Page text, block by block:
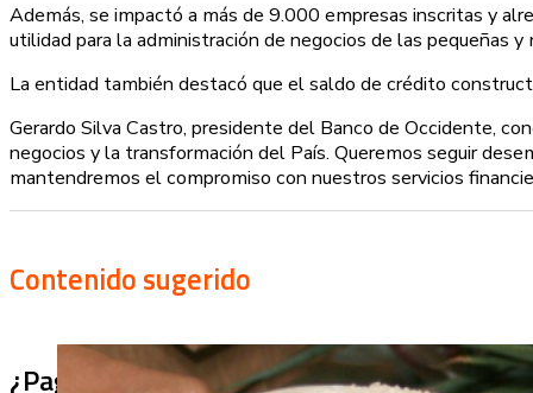
Además, se impactó a más de 9.000 empresas inscritas y
utilidad para la administración de negocios de las pequeñas
La entidad también destacó que el saldo de crédito
Gerardo Silva Castro, presidente del Banco de Occidente,
negocios y la transformación del País. Queremos seguir
mantendremos el compromiso con nuestros servicios
Contenido sugerido
¿Pagaron menos de lo permitido por el